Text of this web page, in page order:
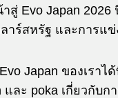
สู่ Evo Japan
าร์สหรัฐ และการแ
Japan ของเรา
และ poka เกี่ยวกับ